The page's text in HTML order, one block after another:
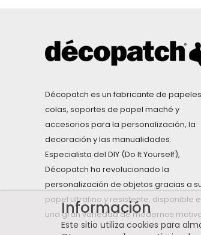
Décopatch es un fabricante de
colas, soportes de papel maché y
accesorios para la personalización, la
decoración y las manualidades.
Especialista del DIY (Do It Yourself),
Décopatch ha revolucionado la
personalización de objetos gracias a
papel ultrafino y resistente, disponible
una gran variedad de modernos
Información
Este sitio utiliza cookies para